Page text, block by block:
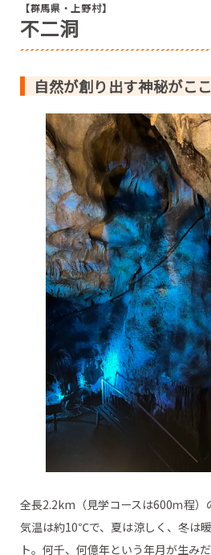
【群馬県・上野村】
不二洞
自然が創り出す神秘がこ
全長2.2km（見学コースは600ｍ程）
気温は約10℃で、夏は涼しく、冬は
ト。何千、何億年という年月が生み